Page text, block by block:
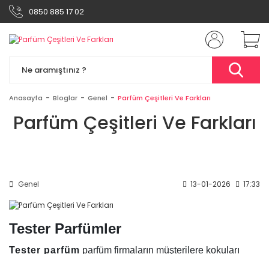
0850 885 17 02
Anasayfa Bloglar Genel Parfüm Çeşitleri Ve Farkları
Parfüm Çeşitleri Ve Farkları
Genel 13-01-2026 17:33
Tester Parfümler
Tester parfüm parfüm firmaların müşterilere kokuları